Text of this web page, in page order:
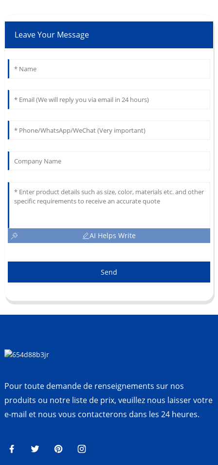
Leave Your Message
AI Helps Write
Send
Pour toute demande de renseignements sur nos
produits ou notre liste de prix, veuillez nous laisser votre
e-mail et nous vous contacterons dans les 24 heures.